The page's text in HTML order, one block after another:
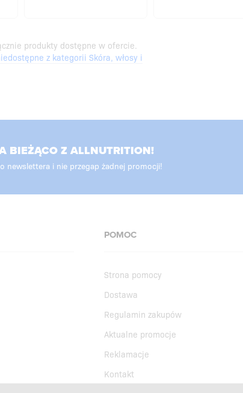
produkty dostępne w ofercie.
z kategorii Skóra, włosy i
BIEŻĄCO Z ALLNUTRITION!
newslettera i nie przegap żadnej promocji!
POMOC
Strona pomocy
Dostawa
Regulamin zakupów
Aktualne promocje
Reklamacje
Kontakt